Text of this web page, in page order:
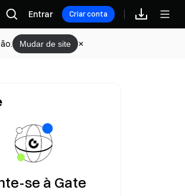
Recompensas
Entrar Criar conta
Mudar de site
aprofundada das equipes favoritas
se à Gate